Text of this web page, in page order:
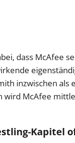
dass McAfee
inzwischen als
wird McAfee
Kapitel